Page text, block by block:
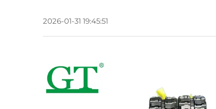
2026-01-31 19:45:51